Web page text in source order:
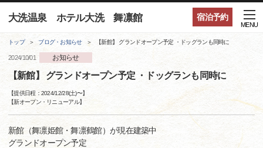
宿泊予約
大洗温泉 ホテル大洗 舞凛館
MENU
トップ ブログ・お知らせ 【新館】 グランドオープン予定 ・ドッグランも同時に
2024/10/01 お知らせ
【新館】 グランドオープン予定 ・ドッグランも同時に
【提供日程：2024/12/28(土)〜】
【新オープン・リニューアル】
新館（舞凛姫館・舞凛鶴館）が現在建築中
グランドオープン予定